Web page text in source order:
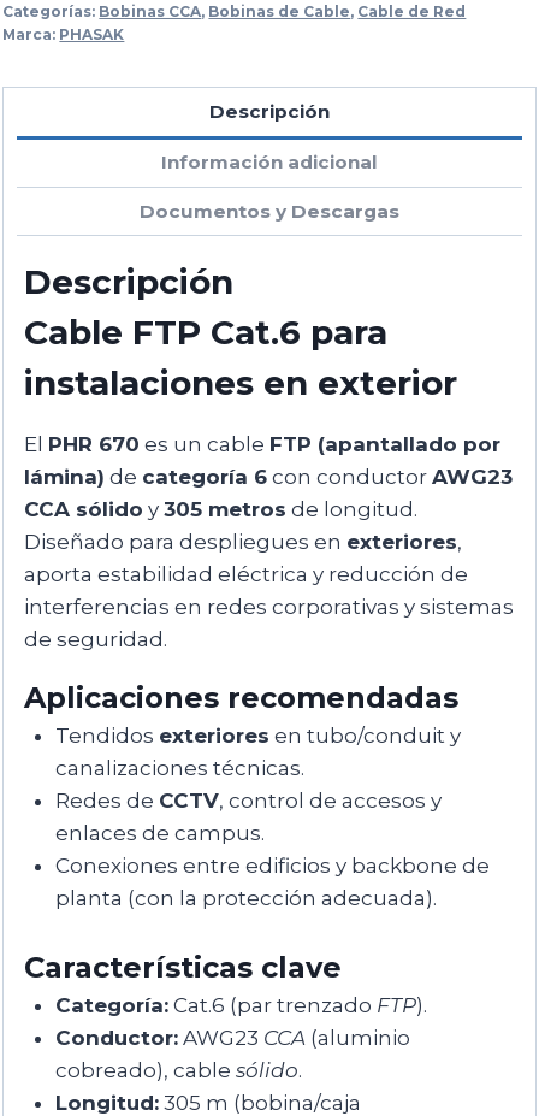
Categorías: Bobinas CCA, Bobinas de Cable, Cable de Red
Marca: PHASAK
Descripción
Información adicional
Documentos y Descargas
Descripción
Cable FTP Cat.6 para
instalaciones en exterior
El PHR 670 es un cable FTP (apantallado por
lámina) de categoría 6 con conductorAWG23
CCA sólido y305 metros de longitud.
Diseñado para despliegues en exteriores,
aporta estabilidad eléctrica y reducción de
interferencias en redes corporativas y sistemas
de seguridad.
Aplicaciones recomendadas
Tendidos exteriores en tubo/conduit y
canalizaciones técnicas.
Redes de CCTV, control de accesos y
enlaces de campus.
Conexiones entre edificios y backbone de
planta (con la protección adecuada).
Características clave
Categoría:Cat.6 (par trenzado FTP).
Conductor:AWG23 CCA (aluminio
cobreado), cable sólido.
Longitud:305 m (bobina/caja